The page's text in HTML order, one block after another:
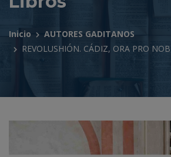
Inicio
AUTORES GADITANOS
REVOLUSHIÓN. CÁDIZ, ORA PRO